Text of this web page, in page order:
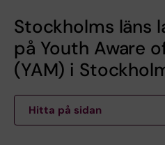
Stockholms läns
på Youth Aware
(YAM) i
Hitta på sidan